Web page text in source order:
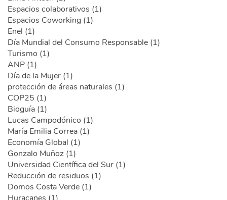
Espacios colaborativos (1)
Espacios Coworking (1)
Enel (1)
Día Mundial del Consumo Responsable (1)
Turismo (1)
ANP (1)
Día de la Mujer (1)
protección de áreas naturales (1)
COP25 (1)
Bioguía (1)
Lucas Campodónico (1)
María Emilia Correa (1)
Economía Global (1)
Gonzalo Muñoz (1)
Universidad Científica del Sur (1)
Reducción de residuos (1)
Domos Costa Verde (1)